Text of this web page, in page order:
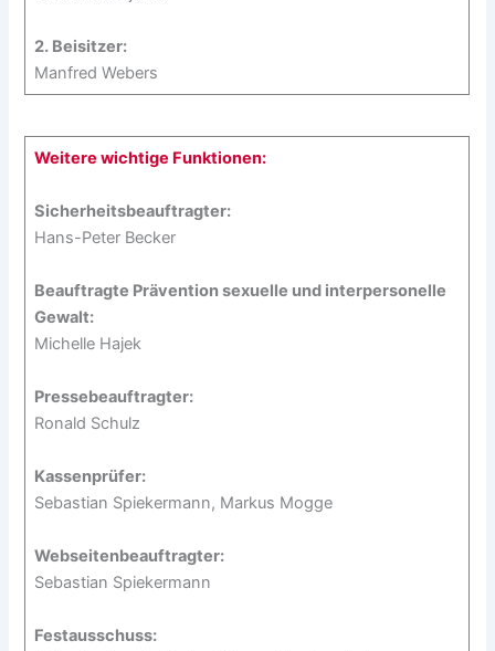
2. Beisitzer:
Manfred Webers
Weitere wichtige Funktionen:
Sicherheitsbeauftragter:
Hans-Peter Becker
Beauftragte Prävention sexuelle und interpersonelle
Gewalt:
Michelle Hajek
Pressebeauftragter:
Ronald Schulz
Kassenprüfer:
Sebastian Spiekermann, Markus Mogge
Webseitenbeauftragter:
Sebastian Spiekermann
Festausschuss: